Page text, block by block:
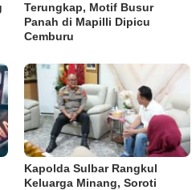
Terungkap, Motif Busur
Panah di Mapilli Dipicu
Cemburu
Kapolda Sulbar Rangkul
Keluarga Minang, Soroti